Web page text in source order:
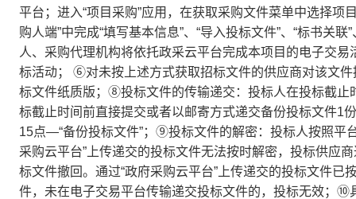
平台；进入“项目采购”应用，在获取采购文件菜单中选择
购人端”中完成“填写基本信息”、“导入投标文件”、“标书关
人、采购代理机构将依托政采云平台完成本项目的电子交
标活动； ⑥对未按上述方式获取招标文件的供应商对该文
标文件纸质版；⑧投标文件的传输递交：投标人在投标截
标截止时间前直接提交或者以邮寄方式递交备份投标文件1
15点—“备份投标文件”；⑨投标文件的解密：投标人按照平
采购云平台”上传递交的投标文件无法按时解密，投标供应
标文件撤回。通过“政府采购云平台”上传递交的投标文件
件，未在电子交易平台传输递交投标文件的，投标无效；⑩